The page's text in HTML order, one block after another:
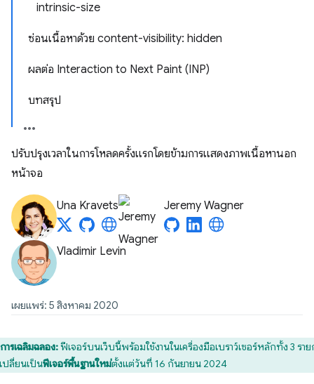
intrinsic-size
ซ่อนเนื้อหาด้วย content-visibility: hidden
ผลต่อ Interaction to Next Paint (INP)
บทสรุป
ปรับปรุงเวลาในการโหลดครั้งแรกโดยข้ามการแสดงภาพเนื้อหานอก
หน้าจอ
Una Kravets Jeremy Wagner
Vladimir Levin
เผยแพร่: 5 สิงหาคม 2020
การเฉลิมฉลอง:ฟีเจอร์บนเว็บนี้พร้อมใช้งานในเครื่องมือเบราว์เซอร์หลักทั้ง 3 ราย
ปลี่ยนเป็นฟีเจอร์พื้นฐานใหม่ตั้งแต่วันที่ 16 กันยายน 2024